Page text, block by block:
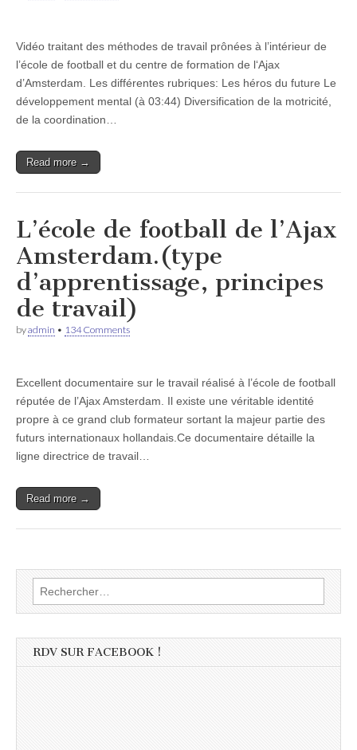
Vidéo traitant des méthodes de travail prônées à l’intérieur de
l’école de football et du centre de formation de l‘Ajax
d’Amsterdam. Les différentes rubriques: Les héros du future Le
développement mental (à 03:44) Diversification de la motricité,
de la coordination…
Read more →
L’école de football de l’Ajax
Amsterdam.(type
d’apprentissage, principes
de travail)
byadmin • 134 Comments
Excellent documentaire sur le travail réalisé à l’école de football
réputée de l’Ajax Amsterdam. Il existe une véritable identité
propre à ce grand club formateur sortant la majeur partie des
futurs internationaux hollandais.Ce documentaire détaille la
ligne directrice de travail…
Read more →
Rechercher :
RDV SUR FACEBOOK !